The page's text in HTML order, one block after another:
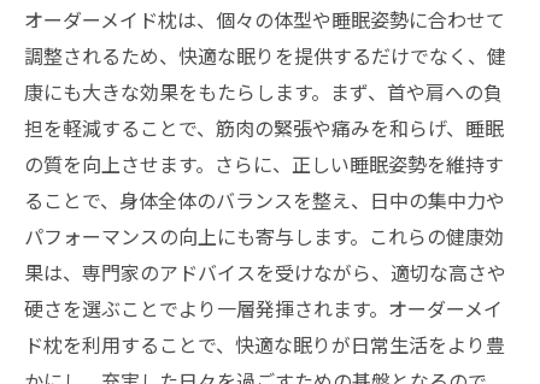
秘訣
専門店でのオーダーメイド枕購入の成功事
例
眠りの質を上げる千葉県のオーダーメイド枕専
門店での選び方
千葉県内で評判のオーダーメイド枕専門店
を探す方法
オーダーメイド枕で睡眠クオリティを向上
させるテクニック
自分に最適なオーダーメイド枕を選ぶため
オーダーメイド枕は、個々の体型や睡眠姿勢に合わせて
調整されるため、快適な眠りを提供するだけでなく、健
康にも大きな効果をもたらします。まず、首や肩への負
担を軽減することで、筋肉の緊張や痛みを和らげ、睡眠
の質を向上させます。さらに、正しい睡眠姿勢を維持す
ることで、身体全体のバランスを整え、日中の集中力や
パフォーマンスの向上にも寄与します。これらの健康効
果は、専門家のアドバイスを受けながら、適切な高さや
硬さを選ぶことでより一層発揮されます。オーダーメイ
ド枕を利用することで、快適な眠りが日常生活をより豊